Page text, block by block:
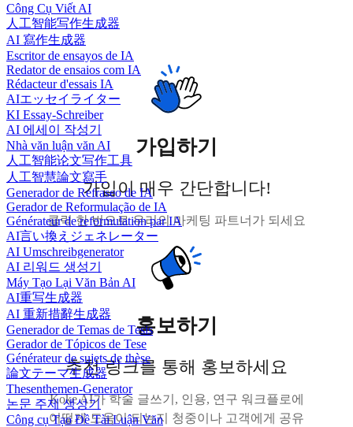
Công Cụ Viết AI
人工智能写作生成器
AI 寫作生成器
Escritor de ensayos de IA
Redator de ensaios com IA
Rédacteur d'essais IA
AIエッセイライター
KI Essay-Schreiber
AI 에세이 작성기
Nhà văn luận văn AI
人工智能论文写作工具
人工智慧論文寫手
Generador de Refraseo de IA
Gerador de Reformulação de IA
Générateur de reformulation par IA
AI言い換えジェネレーター
AI Umschreibgenerator
AI 리워드 생성기
Máy Tạo Lại Văn Bản AI
AI重写生成器
AI 重新措辭生成器
Generador de Temas de Tesis
Gerador de Tópicos de Tese
Générateur de sujets de thèse
論文テーマ生成器
Thesenthemen-Generator
논문 주제 생성기
Công cụ Tạo Đề Tài Luận Văn
가입하기
가입이 매우 간단합니다!
클릭 한 번으로 우리의 마케팅 파트너가 되세요
홍보하기
추천 링크를 통해 홍보하세요
Koke AI가 학술 글쓰기, 인용, 연구 워크플로에
어떻게 도움이 되는지 청중이나 고객에게 공유